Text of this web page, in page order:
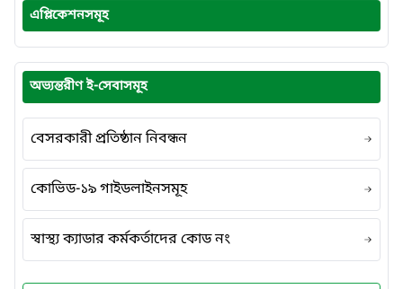
এপ্লিকেশনসমূহ
অভ্যন্তরীণ ই-সেবাসমূহ
বেসরকারী প্রতিষ্ঠান নিবন্ধন
কোভিড-১৯ গাইডলাইনসমূহ
স্বাস্থ্য ক্যাডার কর্মকর্তাদের কোড নং